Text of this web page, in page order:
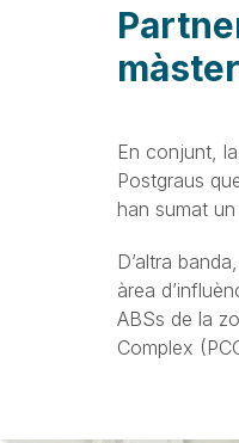
En conjunt,
Postgraus
han sumat
D’altra
àrea
ABSs de la
Complex